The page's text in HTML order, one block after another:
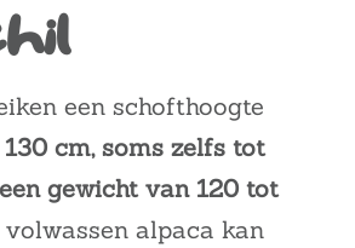
een schofthoogte
cm, soms zelfs tot
gewicht van 120 tot
volwassen alpaca kan